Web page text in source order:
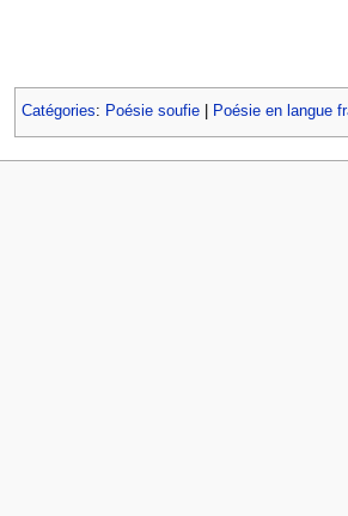
Catégories: Poésie soufie| Poésie en langue